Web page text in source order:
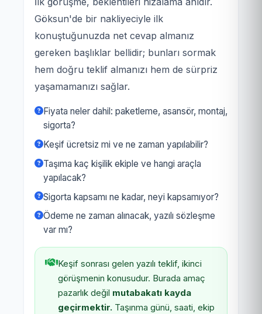
Göksun'de bir nakliyeciyle ilk
konuştuğunuzda net cevap almanız
gereken başlıklar bellidir; bunları sormak
hem doğru teklif almanızı hem de sürpriz
yaşamamanızı sağlar.
Fiyata neler dahil: paketleme, asansör, montaj,
sigorta?
Keşif ücretsiz mi ve ne zaman yapılabilir?
Taşıma kaç kişilik ekiple ve hangi araçla
yapılacak?
Sigorta kapsamı ne kadar, neyi kapsamıyor?
Ödeme ne zaman alınacak, yazılı sözleşme
var mı?
Keşif sonrası gelen yazılı teklif, ikinci
görüşmenin konusudur. Burada amaç
pazarlık değil mutabakatı kayda
geçirmektir. Taşınma günü, saati, ekip